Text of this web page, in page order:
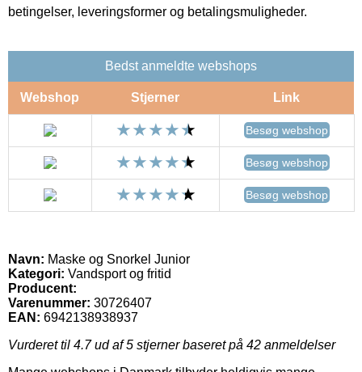
betingelser, leveringsformer og betalingsmuligheder.
Bedst anmeldte webshops
Webshop Stjerner Link
Besøg webshop
Besøg webshop
Besøg webshop
Navn: Maske og Snorkel Junior
Kategori: Vandsport og fritid
Producent:
Varenummer: 30726407
EAN: 6942138938937
Vurderet til 4.7ud af 5 stjerner baseret på 42 anmeldelser